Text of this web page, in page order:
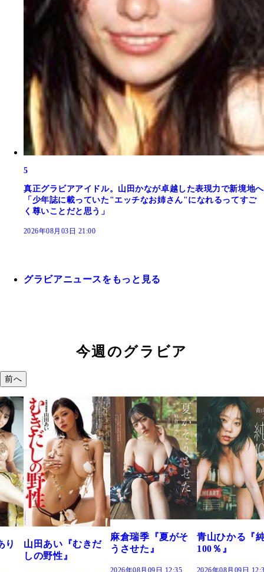
5
真正グラビアアイドル。山田かなが卓越した表現力で新境地へ
「少年誌に載っていた"エッチなお姉さん"になれるってすご
く尊いことだと思う」
2026年08月03日 21:00
グラビアニュースをもっと見る
今週のグラビア
前へ
だ
麻倉瑞季『夏がそ
うさせた』
青山ひかる『純度
100％』
溝端 葵『もう
つの、あおい
で。』
2026年08月09日